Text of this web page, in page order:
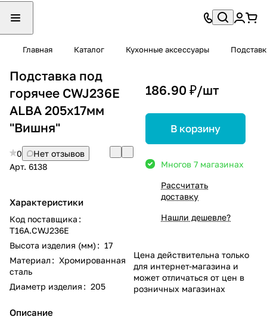
Главная Каталог Кухонные аксессуары
Подставка под
горячее CWJ236E
ALBA 205х17мм
"Вишня"
0
Нет отзывов
Арт. 6138
Характеристики
Код поставщика :
T16A.CWJ236E
Высота изделия (мм) : 17
Материал : Хромированная
сталь
Диаметр изделия : 205
Описание
186.90 ₽/шт
В корзину
Многов 7 магазинах
Рассчитать
доставку
Нашли дешевле?
Цена действительна только
для интернет-магазина и
может отличаться от цен в
розничных магазинах